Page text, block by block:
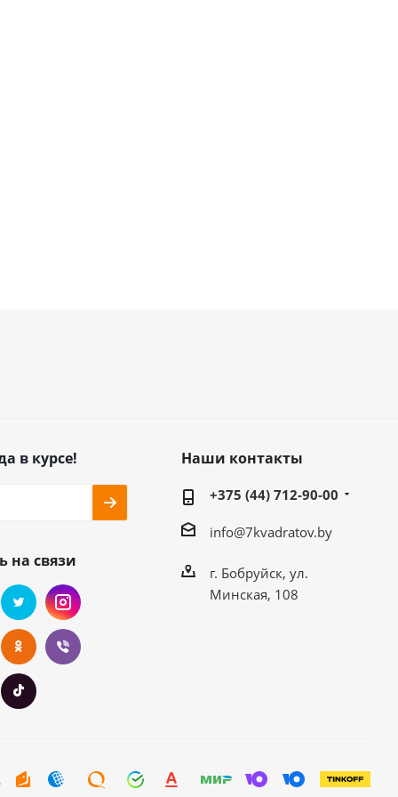
в курсе!
на связи
Наши контакты
+375 (44) 712-90-00
info@7kvadratov.by
г. Бобруйск, ул.
Минская, 108